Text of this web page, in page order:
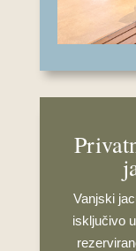
Vanjski
isključivo